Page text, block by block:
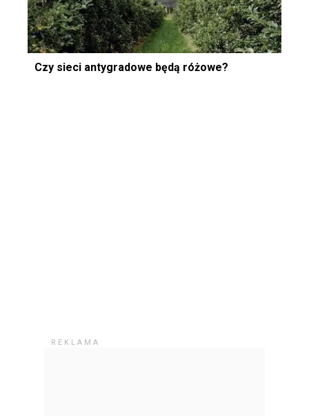
Czy sieci antygradowe będą różowe?